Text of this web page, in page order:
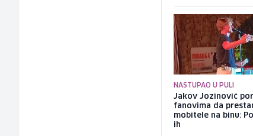
NASTUPAO U PULI
Jakov Jozinović
fanovima da
mobitele na binu:
ih